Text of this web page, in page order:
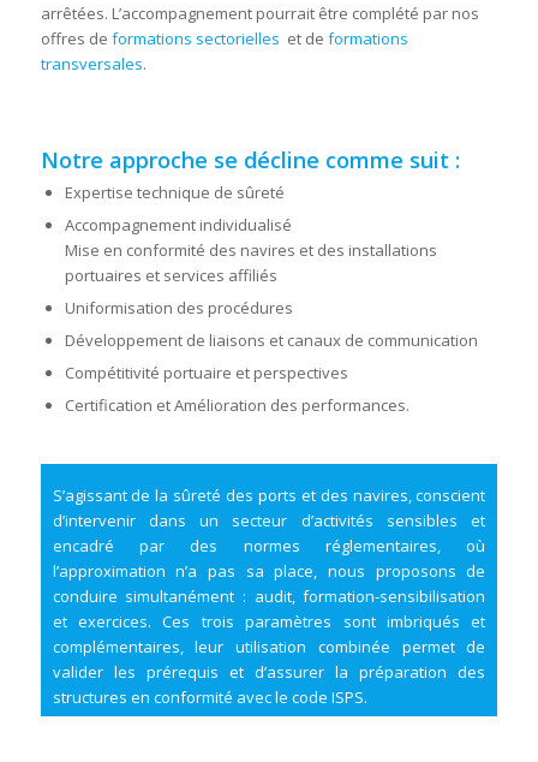
arrêtées. L’accompagnement pourrait être complété par nos
offres de formations sectorielles et de formations
transversales.
Notre approche se décline comme suit :
Expertise technique de sûreté
Accompagnement individualisé
Mise en conformité des navires et des installations
portuaires et services affiliés
Uniformisation des procédures
Développement de liaisons et canaux de communication
Compétitivité portuaire et perspectives
Certification et Amélioration des performances.
S’agissant de la sûreté des ports et des navires, conscient
d’intervenir dans un secteur d’activités sensibles et
encadré par des normes réglementaires, où
l’approximation n’a pas sa place, nous proposons de
conduire simultanément : audit, formation-sensibilisation
et exercices. Ces trois paramètres sont imbriqués et
complémentaires, leur utilisation combinée permet de
valider les prérequis et d’assurer la préparation des
structures en conformité avec le code ISPS.